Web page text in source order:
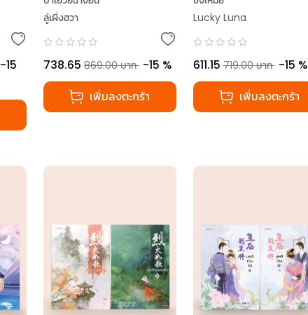
-15
ลู่เผิ่งฮวา
738.65 869.00 บาท -15 %
เพิ่มลงตะกร้า
Lucky Luna
611.15 719.00 บาท -15 %
เพิ่มลงตะกร้า